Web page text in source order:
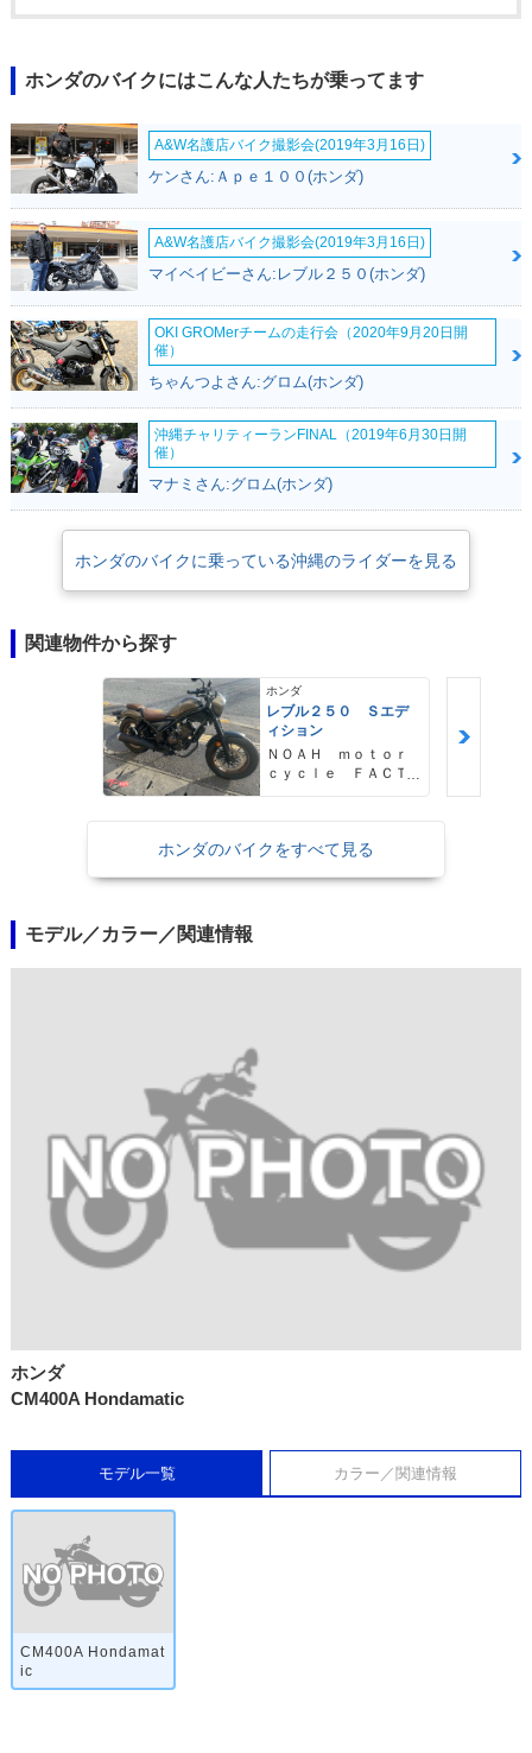
ホンダのバイクにはこんな人たちが乗ってます
A&W名護店バイク撮影会(2019年3月16日)
ケンさん:Ａｐｅ１００(ホンダ)
A&W名護店バイク撮影会(2019年3月16日)
マイベイビーさん:レブル２５０(ホンダ)
OKI GROMerチームの走行会（2020年9月20日開
催）
ちゃんつよさん:グロム(ホンダ)
沖縄チャリティーランFINAL（2019年6月30日開
催）
マナミさん:グロム(ホンダ)
ホンダのバイクに乗っている沖縄のライダーを見る
関連物件から探す
ホンダ
レブル２５０ Ｓエデ
ィション
ＮＯＡＨ ｍｏｔｏｒ
ｃｙｃｌｅ ＦＡＣＴ
ホンダのバイクをすべて見る
モデル／カラー／関連情報
ホンダ
CM400A Hondamatic
モデル一覧 カラー／関連情報
CM400A Hondamat
ic